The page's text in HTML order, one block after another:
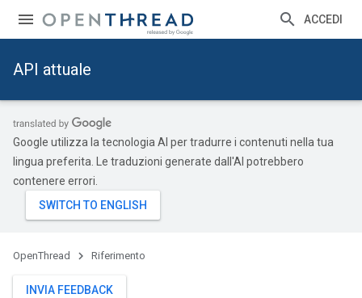
ACCEDI
API attuale
Google utilizza la tecnologia AI per tradurre i contenuti nella tua
lingua preferita. Le traduzioni generate dall'AI potrebbero
contenere errori.
OpenThread Riferimento
INVIA FEEDBACK